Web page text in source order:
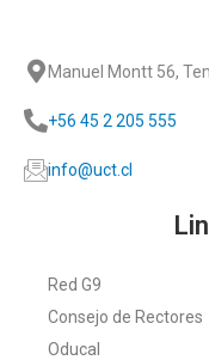
Manuel Montt 56,
+56 45 2 205 555
info@uct.cl
Red G9
Consejo de Rectores
Oducal